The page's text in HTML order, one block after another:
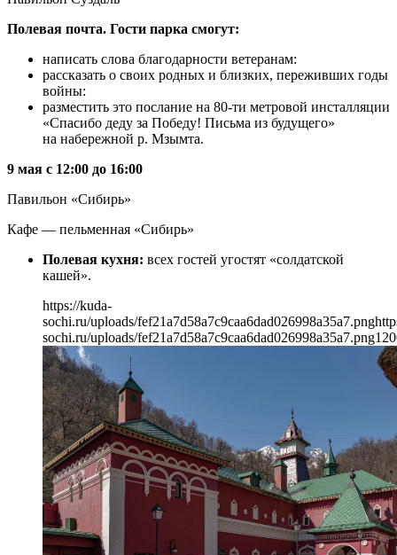
Полевая почта. Гости парка смогут:
написать слова благодарности ветеранам:
рассказать о своих родных и близких, переживших годы
войны:
разместить это послание на 80-ти метровой инсталляции
«Спасибо деду за Победу! Письма из будущего»
на набережной р. Мзымта.
9 мая с 12:00 до 16:00
Павильон «Сибирь»
Кафе — пельменная «Сибирь»
Полевая кухня: всех гостей угостят «солдатской
кашей».
https://kuda-
sochi.ru/uploads/fef21a7d58a7c9caa6dad026998a35a7.png
sochi.ru/uploads/fef21a7d58a7c9caa6dad026998a35a7.png